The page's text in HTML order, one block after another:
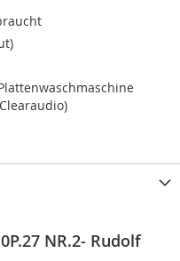
NR.2- Rudolf